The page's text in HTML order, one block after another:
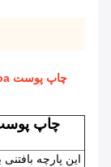
این پارچه